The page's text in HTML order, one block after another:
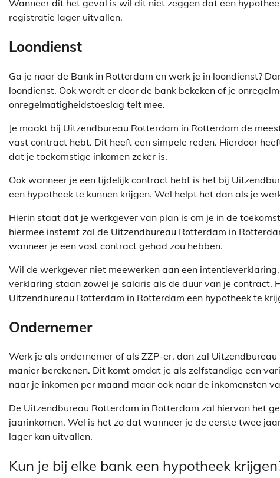
Wanneer dit het geval is wil dit niet zeggen dat een
registratie lager uitvallen.
Loondienst
Ga je naar de Bank in Rotterdam en werk je in loondienst?
loondienst. Ook wordt er door de bank bekeken of je
onregelmatigheidstoeslag telt mee.
Je maakt bij Uitzendbureau Rotterdam in Rotterdam de
vast contract hebt. Dit heeft een simpele reden. Hierdoor
dat je toekomstige inkomen zeker is.
Ook wanneer je een tijdelijk contract hebt is het bij
een hypotheek te kunnen krijgen. Wel helpt het dan als je
Hierin staat dat je werkgever van plan is om je in de
hiermee instemt zal de Uitzendbureau Rotterdam in
wanneer je een vast contract gehad zou hebben.
Wil de werkgever niet meewerken aan een
verklaring staan zowel je salaris als de duur van je contract.
Uitzendbureau Rotterdam in Rotterdam een hypotheek te
Ondernemer
Werk je als ondernemer of als ZZP-er, dan zal
manier berekenen. Dit komt omdat je als zelfstandige een
naar je inkomen per maand maar ook naar de inkomensten
De Uitzendbureau Rotterdam in Rotterdam zal hiervan het
jaarinkomen. Wel is het zo dat wanneer je de eerste twee
lager kan uitvallen.
Kun je bij elke bank een hypotheek